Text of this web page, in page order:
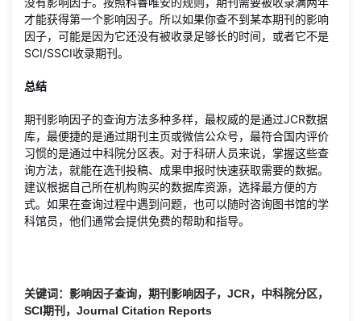
才能获得第一个影响因子。所以如果你查不到某本期刊的影响
因子，可能是因为它还没有被收录足够长的时间，或者它不是
SCI/SSCI收录期刊。
总结
期刊影响因子的查询方法多种多样，最权威的是通过JCR数据
库，最便捷的是通过期刊主页或微信公众号，最符合国内评价
习惯的是通过中科院分区表。对于科研人员来说，掌握这些查
询方法，就能在选刊投稿、成果申报时快速获取需要的数据。
建议根据自己所在机构购买的数据库资源，选择最方便的方
式。如果在查询过程中遇到问题，也可以随时咨询图书馆的学
科馆员，他们通常会提供免费的帮助和指导。
关键词：影响因子查询，期刊影响因子，JCR，中科院分区，
SCI期刊，Journal Citation Reports